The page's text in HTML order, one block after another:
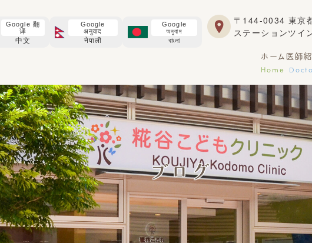
Google 翻
译
中文
Google
अनुवाद
नेपाली
Google
অনুবাদ
বাংলা
〒144-0034 東京
ステーションツイ
ホーム
Home
医師
ブログ